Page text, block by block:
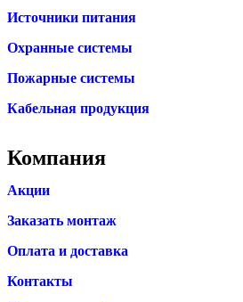
Источники питания
Охранные системы
Пожарные системы
Кабельная продукция
Компания
Акции
Заказать монтаж
Оплата и доставка
Контакты